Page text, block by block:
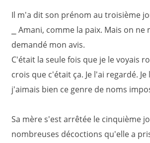
Il m'a dit son prénom au troisième
⎯ Amani, comme la paix. Mais on ne
demandé mon avis.
C'était la seule fois que je le voyais
crois que c'était ça. Je l'ai regardé.
j'aimais bien ce genre de noms
Sa mère s'est arrêtée le cinquième
nombreuses décoctions qu'elle a